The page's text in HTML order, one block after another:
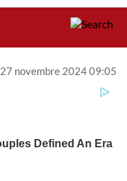
27 novembre 2024 09:05